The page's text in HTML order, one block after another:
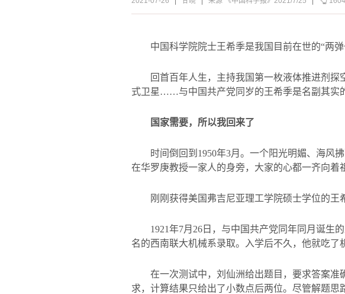
中国科学院院士王希季是我国目前在世的“两弹
回首百年人生，主持我国第一枚液体推进剂
式卫星……与中国共产党同岁的王希季是名副其实
国家需要，所以我回来了
时间倒回到 1950年3月。一个阳光明媚、海风
在华罗庚教授一家人的身旁，大家的心都一齐向着
刚刚获得美国弗吉尼亚理工学院硕士学位的王
1921年7月 26 日，与中国共产党同年同月诞生
名的西南联大机械系录取。入学后不久，他就吃了
在一次测试中，刘仙洲给出题目，要求答案
求，计算结果只给出了小数点后两位。尽管解题